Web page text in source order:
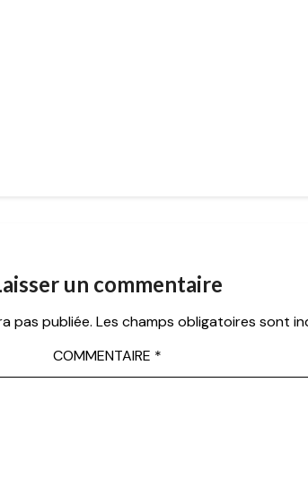
un commentaire
pas publiée. Les champs obligatoires sont
COMMENTAIRE *